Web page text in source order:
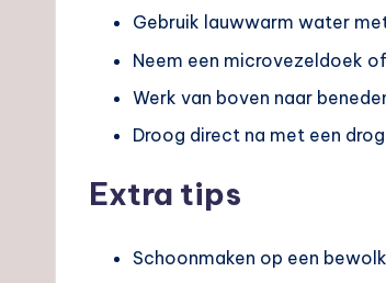
Gebruik lauwwarm water
Neem een microvezeldoek
Werk van boven naar
Droog direct na met een
Extra tips
Schoonmaken op een